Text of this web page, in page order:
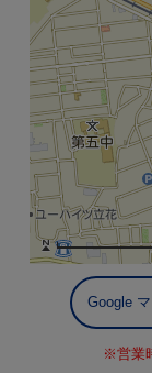
Google
※営業